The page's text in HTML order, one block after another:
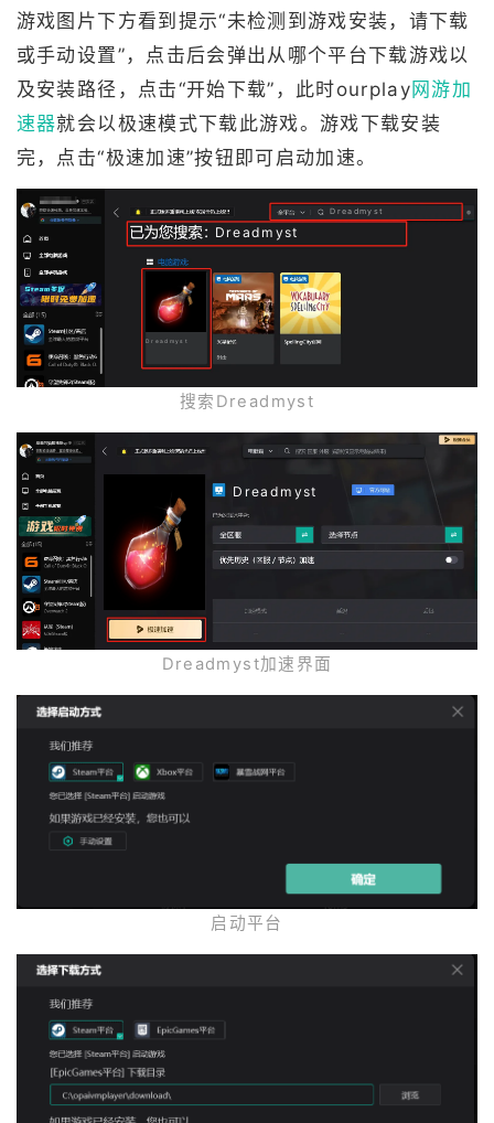
游戏图片下方看到提示“未检测到游戏安装，请下载
或手动设置”，点击后会弹出从哪个平台下载游戏以
及安装路径，点击“开始下载”，此时ourplay网游加
速器就会以极速模式下载此游戏。游戏下载安装
完，点击“极速加速”按钮即可启动加速。
Dreadmyst
Dreadmyst
Dreadmyst
搜索Dreadmyst
Dreadmyst
Dreadmyst加速界面
启动平台